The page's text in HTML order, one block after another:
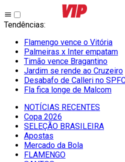
Tendências:
Flamengo vence o Vitória
Palmeiras x Inter empatam
Timão vence Bragantino
Jardim se rende ao Cruzeiro
Desabafo de Calleri no
Fla fica longe de Malcom
NOTÍCIAS RECENTES
Copa 2026
SELEÇÃO BRASILEIRA
Apostas
Mercado da Bola
FLAMENGO